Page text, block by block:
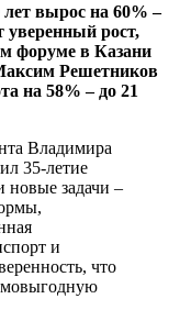
вырос на 60% –
уверенный рост,
форуме в Казани
Решетников
на 58% – до 21
Владимира
35-летие
задачи –
и
что